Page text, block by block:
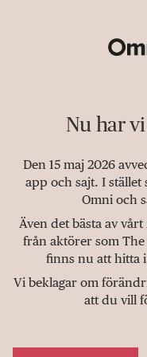
Nu har
Den 15 maj 2026
app och sajt. I
Omni och
Även det bästa av
från aktörer som The
finns nu att hitta
Vi beklagar om
att du vill